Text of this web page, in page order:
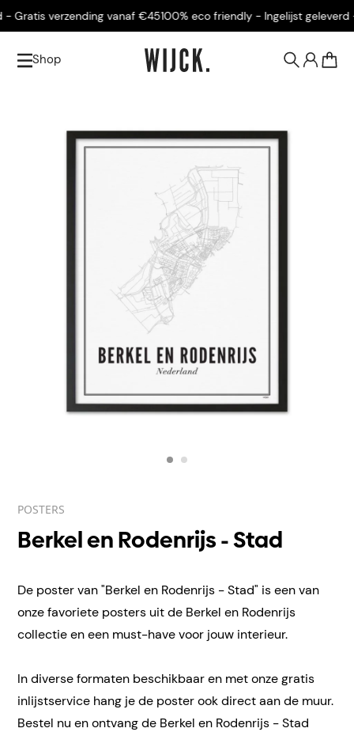
verzending vanaf €45100% eco friendly - Ingelijst geleverd -
Shop
POSTERS
Berkel en Rodenrijs - Stad
De poster van "Berkel en Rodenrijs - Stad" is een van
onze favoriete posters uit de Berkel en Rodenrijs
collectie en een must-have voor jouw interieur.
In diverse formaten beschikbaar en met onze gratis
inlijstservice hang je de poster ook direct aan de muur.
Bestel nu en ontvang de Berkel en Rodenrijs - Stad